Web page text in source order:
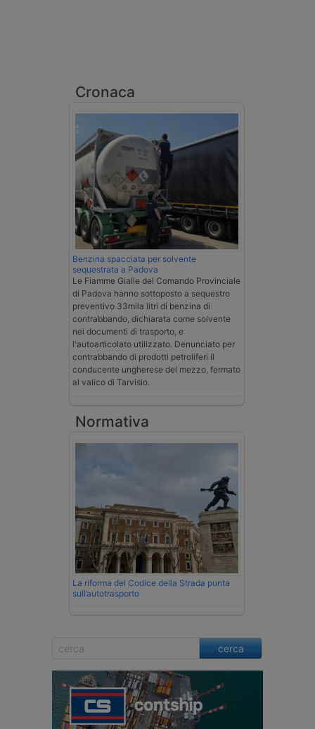
Cronaca
Benzina spacciata per solvente
sequestrata a Padova
Le Fiamme Gialle del Comando Provinciale
di Padova hanno sottoposto a sequestro
preventivo 33mila litri di benzina di
contrabbando, dichiarata come solvente
nei documenti di trasporto, e
l'autoarticolato utilizzato. Denunciato per
contrabbando di prodotti petroliferi il
conducente ungherese del mezzo, fermato
al valico di Tarvisio.
Normativa
La riforma del Codice della Strada punta
sull’autotrasporto
cerca